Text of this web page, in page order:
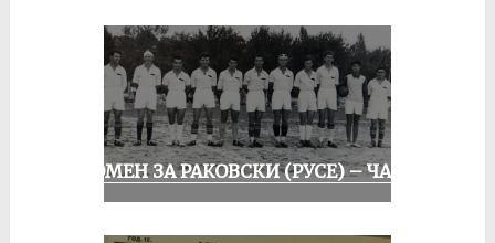
СПОМЕН ЗА РАКОВСКИ (РУСЕ) – ЧАСТ I